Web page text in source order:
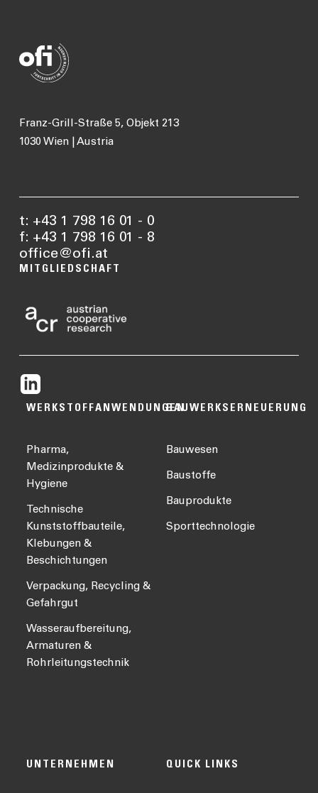
Franz-Grill-Straße 5, Objekt 213
1030 Wien | Austria
t: +43 1 798 16 01 - 0
f: +43 1 798 16 01 - 8
office@ofi.at
MITGLIEDSCHAFT
WERKSTOFFANWENDUNGEN
Pharma,
Medizinprodukte &
Hygiene
Technische
Kunststoffbauteile,
Klebungen &
Beschichtungen
Verpackung, Recycling &
Gefahrgut
Wasseraufbereitung,
Armaturen &
Rohrleitungstechnik
BAUWERKSERNEUERUNG
Bauwesen
Baustoffe
Bauprodukte
Sporttechnologie
UNTERNEHMEN QUICK LINKS